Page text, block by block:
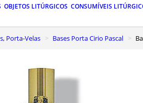
OBJETOS LITÚRGICOS CONSUMÍVEIS
Porta-Velas Bases Porta Cirio Pascal